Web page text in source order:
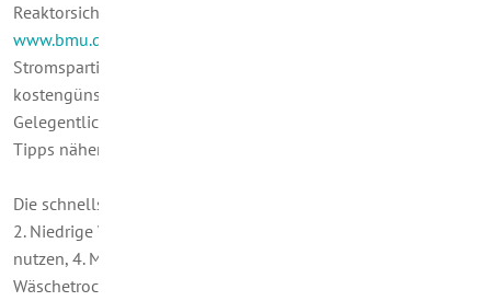
Reaktorsicherheit (BMU). Auf dessen Internetseite
www.bmu.de
Stromspartipps (die schnellsten, die wirksamsten und die
kostengünstigsten). Schauen Sie sich das doch mal an!
Gelegentlich werden wir darauf zurückkommen und einzelne
Tipps näher betrachten.
Die schnellsten Tipps lauten: 1. Waschmaschine voll beladen,
2. Niedrige Waschtemperatur wählen, 3. Ökoprogramme
nutzen, 4. Mit Deckeln kochen, 5. Ohne Vorheizen backen, 6.
Wäschetrockner nicht im Sommer nutzen. Die wirksamsten